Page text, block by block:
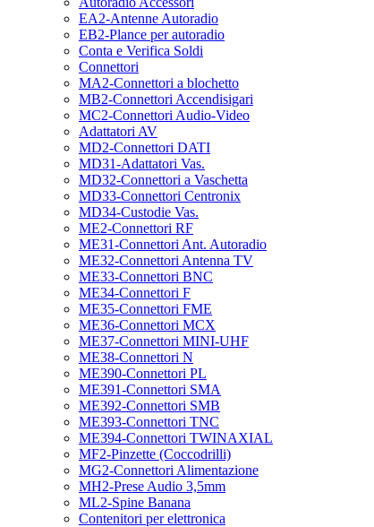
EA2-Antenne Autoradio
EB2-Plance per autoradio
Conta e Verifica Soldi
Connettori
MA2-Connettori a blochetto
MB2-Connettori Accendisigari
MC2-Connettori Audio-Video
Adattatori AV
MD2-Connettori DATI
MD31-Adattatori Vas.
MD32-Connettori a Vaschetta
MD33-Connettori Centronix
MD34-Custodie Vas.
ME2-Connettori RF
ME31-Connettori Ant. Autoradio
ME32-Connettori Antenna TV
ME33-Connettori BNC
ME34-Connettori F
ME35-Connettori FME
ME36-Connettori MCX
ME37-Connettori MINI-UHF
ME38-Connettori N
ME390-Connettori PL
ME391-Connettori SMA
ME392-Connettori SMB
ME393-Connettori TNC
ME394-Connettori TWINAXIAL
MF2-Pinzette (Coccodrilli)
MG2-Connettori Alimentazione
MH2-Prese Audio 3,5mm
ML2-Spine Banana
Contenitori per elettronica